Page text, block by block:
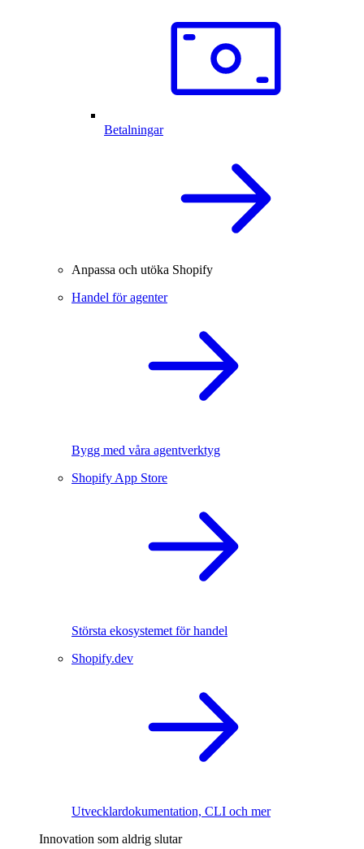
Betalningar
Anpassa och utöka Shopify
Handel för agenter
Bygg med våra agentverktyg
Shopify App Store
Största ekosystemet för handel
Shopify.dev
Utvecklardokumentation, CLI och mer
Innovation som aldrig slutar